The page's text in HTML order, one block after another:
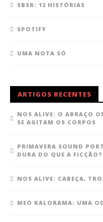
SBSR: 12 HISTÓRIAS
SPOTIFY
UMA NOTA SÓ
ARTIGOS RECENTES
NOS ALIVE: O ABRAÇO
SE AGITAM OS CORPOS
PRIMAVERA SOUND
DURA DO QUE A FICÇÃO?
NOS ALIVE: CABEÇA,
MEO KALORAMA: UMA